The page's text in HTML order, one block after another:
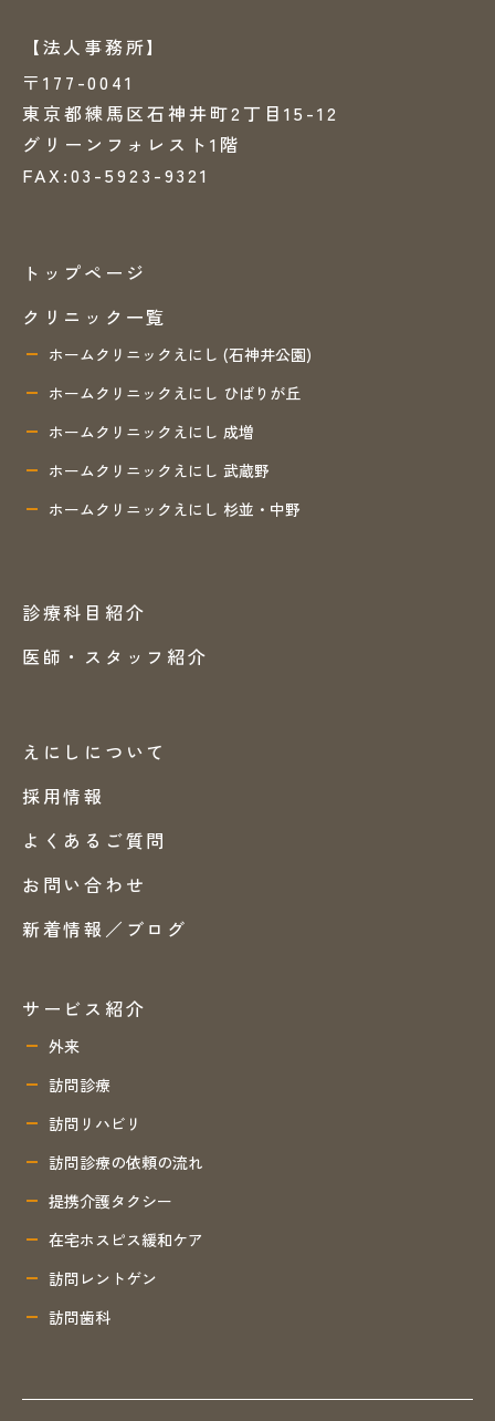
【法人事務所】
〒177-0041
東京都練馬区石神井町2丁目15-12
グリーンフォレスト1階
FAX:03-5923-9321
トップページ
クリニック一覧
ホームクリニックえにし (石神井公園)
ホームクリニックえにし ひばりが丘
ホームクリニックえにし 成増
ホームクリニックえにし 武蔵野
ホームクリニックえにし 杉並・中野
診療科目紹介
医師・スタッフ紹介
えにしについて
採用情報
よくあるご質問
お問い合わせ
新着情報／ブログ
サービス紹介
外来
訪問診療
訪問リハビリ
訪問診療の依頼の流れ
提携介護タクシー
在宅ホスピス緩和ケア
訪問レントゲン
訪問歯科